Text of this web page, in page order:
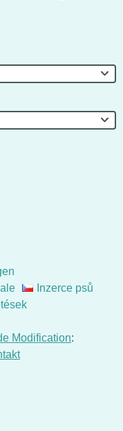
Inzerce psů
Modification: